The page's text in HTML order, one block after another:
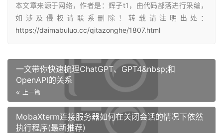
本文章来源于网络，作者是：辉子t1，由代码部落进行采编，
如涉及侵权请联系删除！转载请注明出处：
https://daimabuluo.cc/qitazonghe/1807.html
一文带你快速梳理ChatGPT、GPT4&nbsp;和
OpenAPI的关系
上一篇
MobaXterm连接服务器如何在关闭会话的情况下依然
执行程序(最新推荐)